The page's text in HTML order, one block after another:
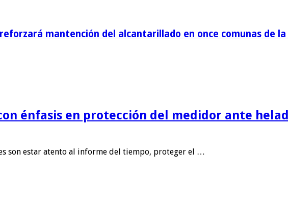
mantención del alcantarillado en once comunas de la
énfasis en protección del medidor ante
son estar atento al informe del tiempo, proteger el …